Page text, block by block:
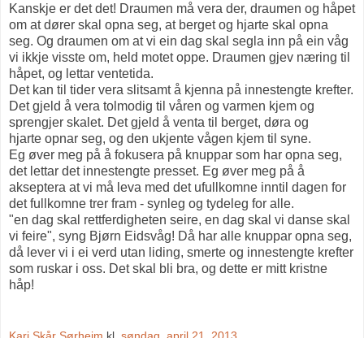
Kanskje er det det! Draumen må vera der, draumen og håpet
om at dører skal opna seg, at berget og hjarte skal opna
seg. Og draumen om at vi ein dag skal segla inn på ein våg
vi ikkje visste om, held motet oppe. Draumen gjev næring til
håpet, og lettar ventetida.
Det kan til tider vera slitsamt å kjenna på innestengte krefter.
Det gjeld å vera tolmodig til våren og varmen kjem og
sprengjer skalet. Det gjeld å venta til berget, døra og
hjarte opnar seg, og den ukjente vågen kjem til syne.
Eg øver meg på å fokusera på knuppar som har opna seg,
det lettar det innestengte presset. Eg øver meg på å
akseptera at vi må leva med det ufullkomne inntil dagen for
det fullkomne trer fram - synleg og tydeleg for alle.
"en dag skal rettferdigheten seire, en dag skal vi danse skal
vi feire", syng Bjørn Eidsvåg! Då har alle knuppar opna seg,
då lever vi i ei verd utan liding, smerte og innestengte krefter
som ruskar i oss. Det skal bli bra, og dette er mitt kristne
håp!